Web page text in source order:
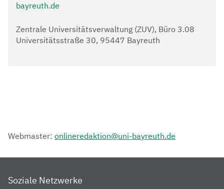
bayreuth.de
Zentrale Universitätsverwaltung (ZUV), Büro 3.08
Universitätsstraße 30, 95447 Bayreuth
Webmaster: onlineredaktion@uni-bayreuth.de
Soziale Netzwerke